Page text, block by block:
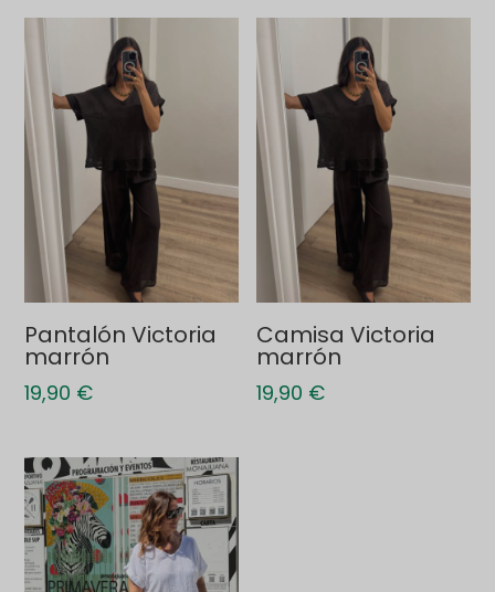
Pantalón Victoria
marrón
19,90 €
Camisa Victoria
marrón
19,90 €